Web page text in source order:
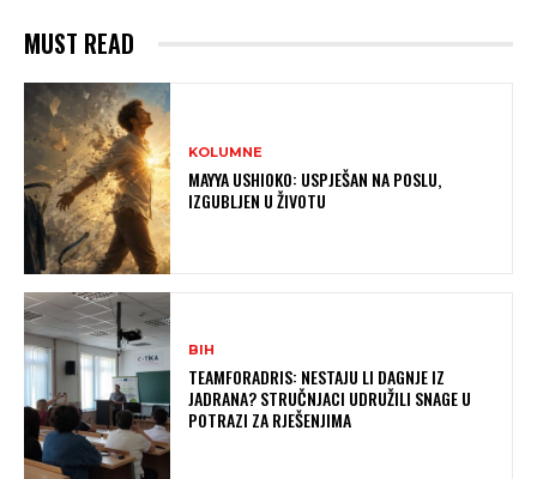
MUST READ
KOLUMNE
MAYYA USHIOKO: USPJEŠAN NA POSLU,
IZGUBLJEN U ŽIVOTU
BIH
TEAMFORADRIS: NESTAJU LI DAGNJE IZ
JADRANA? STRUČNJACI UDRUŽILI SNAGE U
POTRAZI ZA RJEŠENJIMA